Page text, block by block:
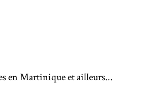
en Martinique et ailleurs...